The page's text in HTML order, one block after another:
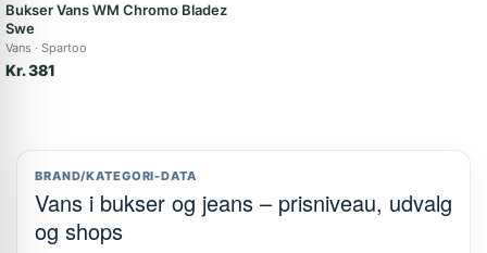
Bukser Vans WM Chromo Bladez
Swe
Vans Spartoo
Kr. 381
BRAND/KATEGORI-DATA
Vans i bukser og jeans – prisniveau, udvalg
og shops